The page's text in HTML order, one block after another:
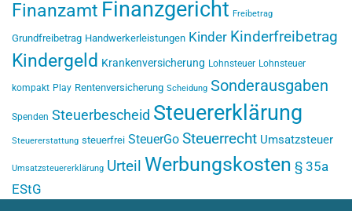
Finanzamt Finanzgericht Freibetrag
Grundfreibetrag Handwerkerleistungen Kinder Kinderfreibetrag
Kindergeld Krankenversicherung Lohnsteuer Lohnsteuer
kompakt Play Rentenversicherung Scheidung Sonderausgaben
Spenden Steuerbescheid Steuererklärung
Steuererstattung steuerfrei SteuerGo Steuerrecht Umsatzsteuer
Umsatzsteuererklärung Urteil Werbungskosten § 35a
EStG